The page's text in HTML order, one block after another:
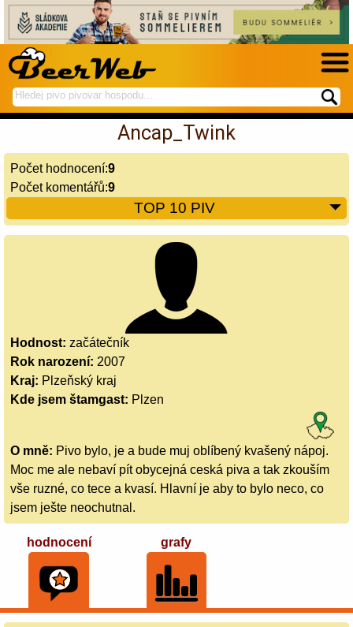
hledej
na
spustí
hledání
Ancap_Twink
Počet hodnocení:9
Počet komentářů:9
TOP 10 PIV
Hodnost: začátečník
Rok narození: 2007
Kraj: Plzeňský kraj
Kde jsem štamgast: Plzen
O mně: Pivo bylo, je a bude muj oblíbený kvašený nápoj.
Moc me ale nebaví pít obycejná ceská piva a tak zkouším
vše ruzné, co tece a kvasí. Hlavní je aby to bylo neco, co
jsem ješte neochutnal.
hodnocení grafy